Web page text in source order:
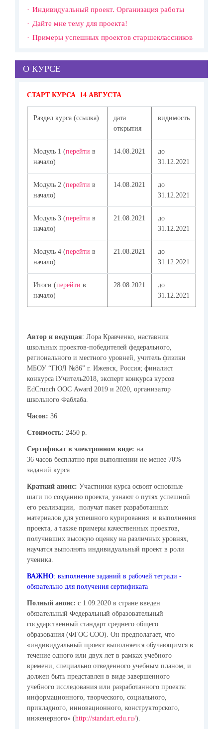
Индивидуальный проект. Организация работы
Дайте мне тему для проекта!
Примеры успешных проектов старшеклассников
О КУРСЕ
СТАРТ КУРСА 14 АВГУСТА
Раздел курса (ссылка)
дата
открытия
видимость
Модуль 1 (перейти в
начало)
14.08.2021
до
31.12.2021
Модуль 2 (перейти в
начало)
14.08.2021
до
31.12.2021
Модуль 3 (перейти в
начало)
21.08.2021
до
31.12.2021
Модуль 4 (перейти в
начало)
21.08.2021
до
31.12.2021
Итоги (перейти в
начало)
28.08.2021
до
31.12.2021
Автор и ведущая: Лора Кравченко, наставник
школьных проектов-победителей федерального,
регионального и местного уровней, учитель физики
МБОУ “ГЮЛ №86” г. Ижевск, Россия; финалист
конкурса iУчитель2018, эксперт конкурса курсов
EdCrunch ООС Award 2019 и 2020, организатор
школьного Фаблаба.
Часов: 36
Стоимость: 2450 р.
Сертификат в электронном виде: на
36 часов бесплатно при выполнении не менее 70%
заданий курса
Краткий анонс: Участники курса освоят основные
шаги по созданию проекта, узнают о путях успешной
его реализации, получат пакет разработанных
материалов для успешного курирования и выполнения
проекта, а также примеры качественных проектов,
получивших высокую оценку на различных уровнях,
научатся выполнять индивидуальный проект в роли
ученика.
ВАЖНО: выполнение заданий в рабочей тетради -
обязательно для получения сертификата
Полный анонс: c 1.09.2020 в стране введен
обязательный Федеральный образовательный
государственный стандарт среднего общего
образования (ФГОС СОО). Он предполагает, что
«индивидуальный проект выполняется обучающимся в
течение одного или двух лет в рамках учебного
времени, специально отведенного учебным планом, и
должен быть представлен в виде завершенного
учебного исследования или разработанного проекта:
информационного, творческого, социального,
прикладного, инновационного, конструкторского,
инженерного» (http://standart.edu.ru/).